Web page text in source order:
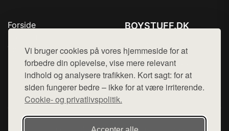
Vi bruger cookies på vores hjemmeside for at
forbedre din oplevelse, vise mere relevant
indhold og analysere trafikken. Kort sagt: for at
siden fungerer bedre – ikke for at være irriterende.
Cookie- og privatlivspolitik.
Forside
Top Rabatter
Kontakt
BOYSTUFF.DK
Mail: hej@want.dk
Cookie- og privatlivspolitik
Denne side er en del af want.dk, der udgiver en række